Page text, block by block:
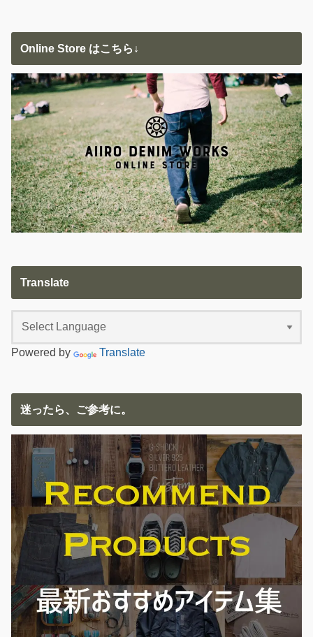
Online Store はこちら↓
Translate
Powered by Translate
迷ったら、ご参考に。